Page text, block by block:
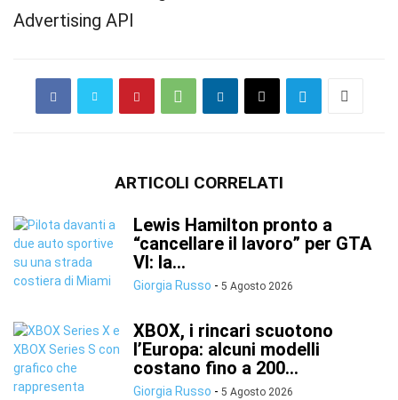
Advertising API
ARTICOLI CORRELATI
Lewis Hamilton pronto a
“cancellare il lavoro” per GTA
VI: la...
Giorgia Russo - 5 Agosto 2026
XBOX, i rincari scuotono
l’Europa: alcuni modelli
costano fino a 200...
Giorgia Russo - 5 Agosto 2026